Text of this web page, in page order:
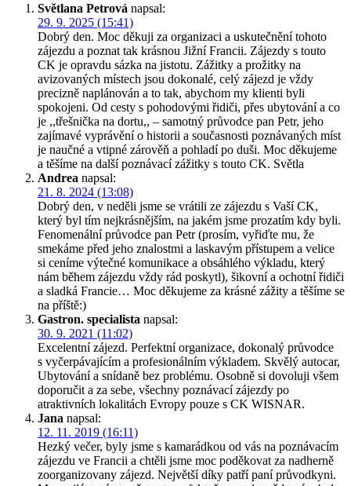
Světlana Petrová napsal:
29. 9. 2025 (15:41)
Dobrý den. Moc děkuji za organizaci a uskutečnění tohoto
zájezdu a poznat tak krásnou Jižní Francii. Zájezdy s touto
CK je opravdu sázka na jistotu. Zážitky a prožitky na
avizovaných místech jsou dokonalé, celý zájezd je vždy
precizně naplánován a to tak, abychom my klienti byli
spokojeni. Od cesty s pohodovými řidiči, přes ubytování a co
je ,,třešnička na dortu,, – samotný průvodce pan Petr, jeho
zajímavé vyprávění o historii a současnosti poznávaných míst
je naučné a vtipné zárověň a pohladí po duši. Moc děkujeme
a těšíme na další poznávací zážitky s touto CK. Světla
Andrea napsal:
21. 8. 2024 (13:08)
Dobrý den, v neděli jsme se vrátili ze zájezdu s Vaší CK,
který byl tím nejkrásnějším, na jakém jsme prozatím kdy byli.
Fenomenální průvodce pan Petr (prosím, vyřiďte mu, že
smekáme před jeho znalostmi a laskavým přístupem a velice
si ceníme výtečné komunikace a obsáhlého výkladu, který
nám během zájezdu vždy rád poskytl), šikovní a ochotní řidiči
a sladká Francie… Moc děkujeme za krásné zážity a těšíme se
na příště:)
Gastron. specialista napsal:
30. 9. 2021 (11:02)
Excelentní zájezd. Perfektní organizace, dokonalý průvodce
s vyčerpávajícím a profesionálním výkladem. Skvělý autocar,
Ubytování a snídaně bez problému. Osobně si dovoluji všem
doporučit a za sebe, všechny poznávací zájezdy po
atraktivních lokalitách Evropy pouze s CK WISNAR.
Jana napsal:
12. 11. 2019 (16:11)
Hezký večer, byly jsme s kamarádkou od vás na poznávacím
zájezdu ve Francii a chtěli jsme moc poděkovat za nadherně
zoorganizovany zájezd. Největší díky patří paní průvodkyni.